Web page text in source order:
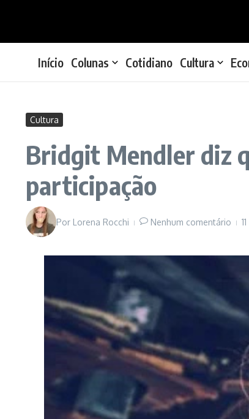
Início Colunas Cotidiano Cultura
Cultura
Bridgit Mendler diz
participação
Por Lorena Rocchi Nenhum comentário